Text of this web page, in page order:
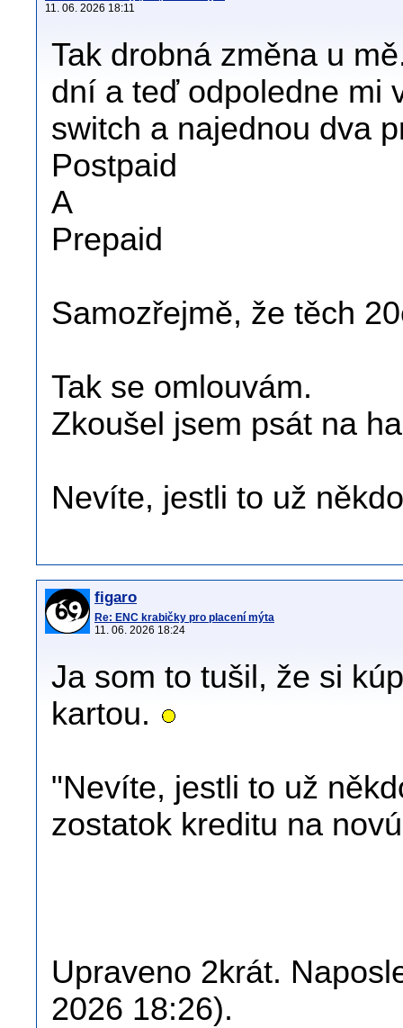
11. 06. 2026 18:11
Tak drobná změna u
dní a teď odpoledne mi
switch a najednou dva
Postpaid
A
Prepaid
Samozřejmě, že těch
Tak se omlouvám.
Zkoušel jsem psát na
Nevíte, jestli to už
figaro
Re: ENC krabičky pro placení mýta
11. 06. 2026 18:24
Ja som to tušil, že si
kartou.
"Nevíte, jestli to už
zostatok kreditu na
Upraveno 2krát.
2026 18:26).